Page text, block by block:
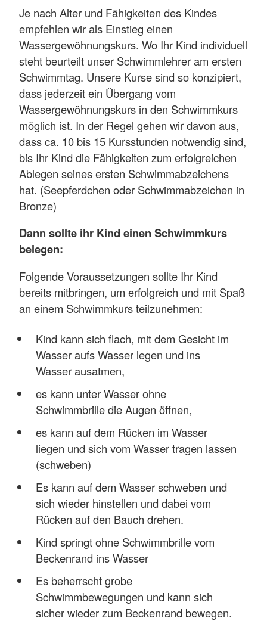
Je nach Alter und Fähigkeiten des Kindes
empfehlen wir als Einstieg einen
Wassergewöhnungskurs. Wo Ihr Kind individuell
steht beurteilt unser Schwimmlehrer am ersten
Schwimmtag. Unsere Kurse sind so konzipiert,
dass jederzeit ein Übergang vom
Wassergewöhnungskurs in den Schwimmkurs
möglich ist. In der Regel gehen wir davon aus,
dass ca. 10 bis 15 Kursstunden notwendig sind,
bis Ihr Kind die Fähigkeiten zum erfolgreichen
Ablegen seines ersten Schwimmabzeichens
hat. (Seepferdchen oder Schwimmabzeichen in
Bronze)
Dann sollte ihr Kind einen Schwimmkurs
belegen:
Folgende Voraussetzungen sollte Ihr Kind
bereits mitbringen, um erfolgreich und mit Spaß
an einem Schwimmkurs teilzunehmen:
Kind kann sich flach, mit dem Gesicht im
Wasser aufs Wasser legen und ins
Wasser ausatmen,
es kann unter Wasser ohne
Schwimmbrille die Augen öffnen,
es kann auf dem Rücken im Wasser
liegen und sich vom Wasser tragen lassen
(schweben)
Es kann auf dem Wasser schweben und
sich wieder hinstellen und dabei vom
Rücken auf den Bauch drehen.
Kind springt ohne Schwimmbrille vom
Beckenrand ins Wasser
Es beherrscht grobe
Schwimmbewegungen und kann sich
sicher wieder zum Beckenrand bewegen.